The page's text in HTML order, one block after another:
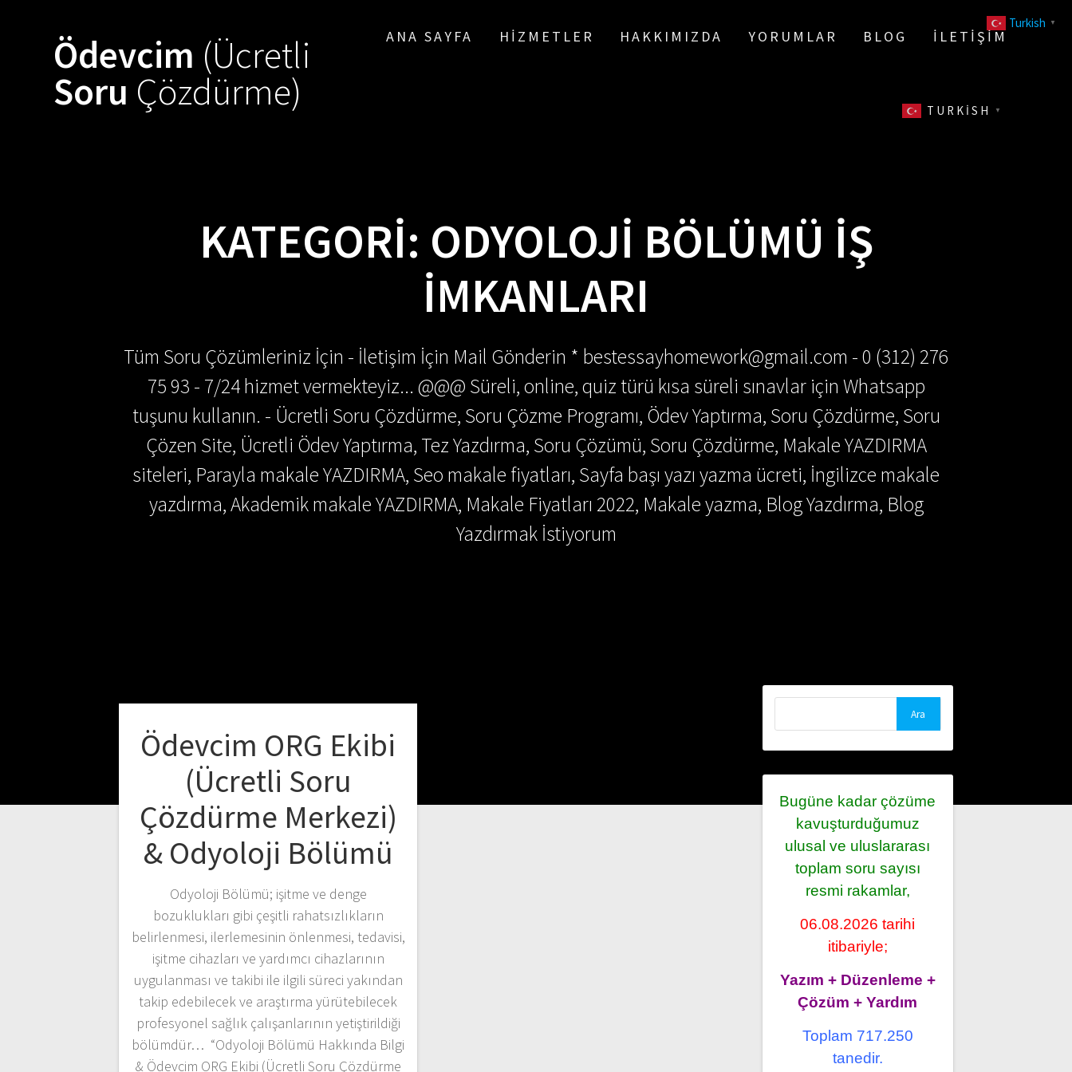
Ödevcim (Ücretli
Soru Çözdürme)
ANA SAYFA HIZMETLER HAKKIMIZDA YORUMLAR BLOG İLETIŞIM
TURKISH ▼
KATEGORI: ODYOLOJI BÖLÜMÜ IŞ
IMKANLARI
Tüm Soru Çözümleriniz İçin - İletişim İçin Mail Gönderin * bestessayhomework@gmail.com - 0 (312) 276
75 93 - 7/24 hizmet vermekteyiz... @@@ Süreli, online, quiz türü kısa süreli sınavlar için Whatsapp
tuşunu kullanın. - Ücretli Soru Çözdürme, Soru Çözme Programı, Ödev Yaptırma, Soru Çözdürme, Soru
Çözen Site, Ücretli Ödev Yaptırma, Tez Yazdırma, Soru Çözümü, Soru Çözdürme, Makale YAZDIRMA
siteleri, Parayla makale YAZDIRMA, Seo makale fiyatları, Sayfa başı yazı yazma ücreti, İngilizce makale
yazdırma, Akademik makale YAZDIRMA, Makale Fiyatları 2022, Makale yazma, Blog Yazdırma, Blog
Yazdırmak İstiyorum
Ödevcim ORG Ekibi
(Ücretli Soru
Çözdürme Merkezi)
& Odyoloji Bölümü
Odyoloji Bölümü; işitme ve denge
bozuklukları gibi çeşitli rahatsızlıkların
belirlenmesi, ilerlemesinin önlenmesi, tedavisi,
işitme cihazları ve yardımcı cihazlarının
uygulanması ve takibi ile ilgili süreci yakından
takip edebilecek ve araştırma yürütebilecek
profesyonel sağlık çalışanlarının yetiştirildiği
bölümdür… “Odyoloji Bölümü Hakkında Bilgi
& Ödevcim ORG Ekibi (Ücretli Soru Çözdürme
Bugüne kadar çözüme
kavuşturduğumuz
ulusal ve uluslararası
toplam soru sayısı
resmi rakamlar,
06.08.2026 tarihi
itibariyle;
Yazım + Düzenleme +
Çözüm + Yardım
Toplam 717.250
tanedir.
Turkish ▼